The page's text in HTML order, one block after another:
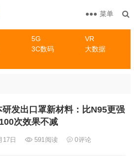
5G
VR
3C数码
大数据
菜单
发出口罩新材料：比N95更强
次效果不减
17日 591阅读 0评论